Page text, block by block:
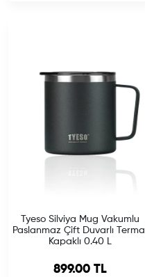
Tyeso Silviya Mug Vakumlu
Paslanmaz Çift Duvarlı Termal
Kapaklı 0.40 L
Sale price
899.00 TL